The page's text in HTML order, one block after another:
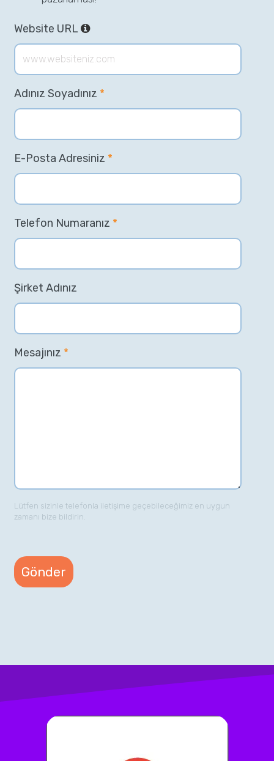
Website URL
Adınız Soyadınız *
E-Posta Adresiniz *
Telefon Numaranız *
Şirket Adınız
Mesajınız *
Lütfen sizinle telefonla iletişime geçebileceğimiz en uygun
zamanı bize bildirin.